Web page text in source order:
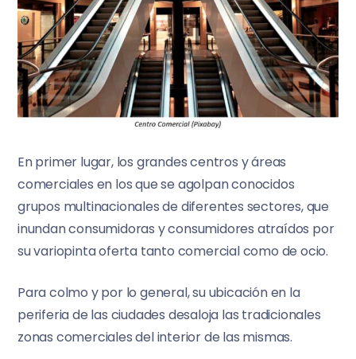
En primer lugar, los grandes centros y áreas
comerciales en los que se agolpan conocidos
grupos multinacionales de diferentes sectores, que
inundan consumidoras y consumidores atraídos por
su variopinta oferta tanto comercial como de ocio.
Para colmo y por lo general, su ubicación en la
periferia de las ciudades desaloja las tradicionales
zonas comerciales del interior de las mismas.